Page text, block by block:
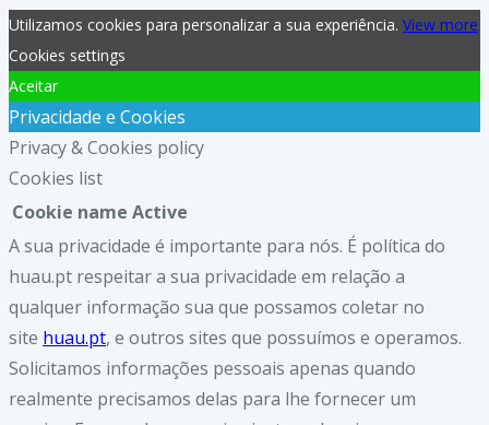
Utilizamos cookies para personalizar a sua experiência. View more
Cookies settings
Aceitar
Privacidade e Cookies
Privacy & Cookies policy
Cookies list
Cookie name Active
A sua privacidade é importante para nós. É política do
huau.pt respeitar a sua privacidade em relação a
qualquer informação sua que possamos coletar no
site huau.pt, e outros sites que possuímos e operamos.
Solicitamos informações pessoais apenas quando
realmente precisamos delas para lhe fornecer um